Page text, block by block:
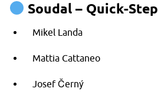
Soudal – Quick-Step
Mikel Landa
Mattia Cattaneo
Josef Černý